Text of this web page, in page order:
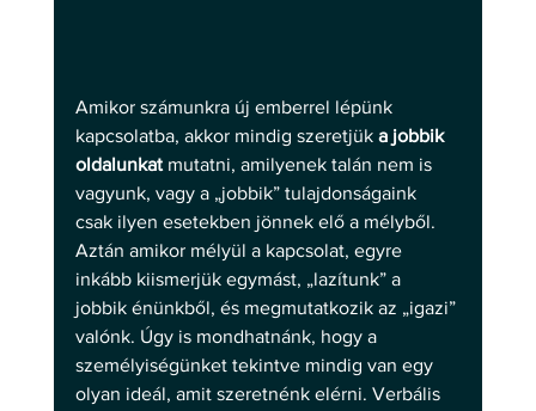
Amikor számunkra új emberrel lépünk
kapcsolatba, akkor mindig szeretjük a jobbik
oldalunkat mutatni, amilyenek talán nem is
vagyunk, vagy a „jobbik” tulajdonságaink
csak ilyen esetekben jönnek elő a mélyből.
Aztán amikor mélyül a kapcsolat, egyre
inkább kiismerjük egymást, „lazítunk” a
jobbik énünkből, és megmutatkozik az „igazi”
valónk. Úgy is mondhatnánk, hogy a
személyiségünket tekintve mindig van egy
olyan ideál, amit szeretnénk elérni. Verbális